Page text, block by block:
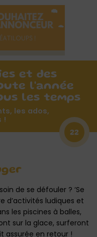
et des
l'année
les temps
les ados,
!
22
de se défouler ? ‘Se
d’activités ludiques et
les piscines à balles,
sur la glace, surferont
assurée en retour !